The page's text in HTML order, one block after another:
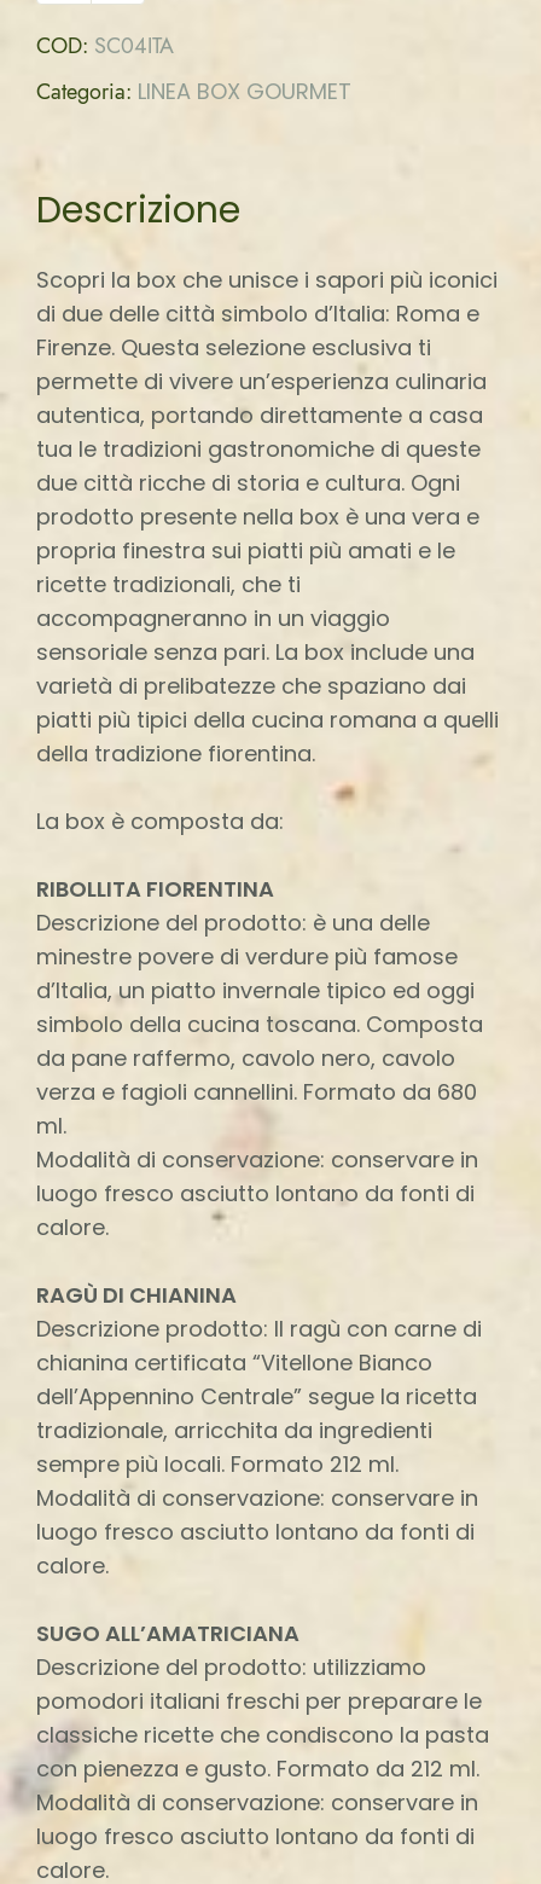
COD: SC04ITA
Categoria: LINEA BOX GOURMET
Descrizione
Scopri la box che unisce i sapori più iconici
di due delle città simbolo d’Italia: Roma e
Firenze. Questa selezione esclusiva ti
permette di vivere un’esperienza culinaria
autentica, portando direttamente a casa
tua le tradizioni gastronomiche di queste
due città ricche di storia e cultura. Ogni
prodotto presente nella box è una vera e
propria finestra sui piatti più amati e le
ricette tradizionali, che ti
accompagneranno in un viaggio
sensoriale senza pari. La box include una
varietà di prelibatezze che spaziano dai
piatti più tipici della cucina romana a quelli
della tradizione fiorentina.
La box è composta da:
RIBOLLITA FIORENTINA
Descrizione del prodotto: è una delle
minestre povere di verdure più famose
d’Italia, un piatto invernale tipico ed oggi
simbolo della cucina toscana. Composta
da pane raffermo, cavolo nero, cavolo
verza e fagioli cannellini. Formato da 680
ml.
Modalità di conservazione: conservare in
luogo fresco asciutto lontano da fonti di
calore.
RAGÙ DI CHIANINA
Descrizione prodotto: Il ragù con carne di
chianina certificata “Vitellone Bianco
dell’Appennino Centrale” segue la ricetta
tradizionale, arricchita da ingredienti
sempre più locali. Formato 212 ml.
Modalità di conservazione: conservare in
luogo fresco asciutto lontano da fonti di
calore.
SUGO ALL’AMATRICIANA
Descrizione del prodotto: utilizziamo
pomodori italiani freschi per preparare le
classiche ricette che condiscono la pasta
con pienezza e gusto. Formato da 212 ml.
Modalità di conservazione: conservare in
luogo fresco asciutto lontano da fonti di
calore.